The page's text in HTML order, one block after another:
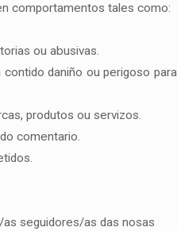
comportamentos tales como:
ou abusivas.
daniño ou perigoso para
produtos ou servizos.
comentario.
seguidores/as das nosas